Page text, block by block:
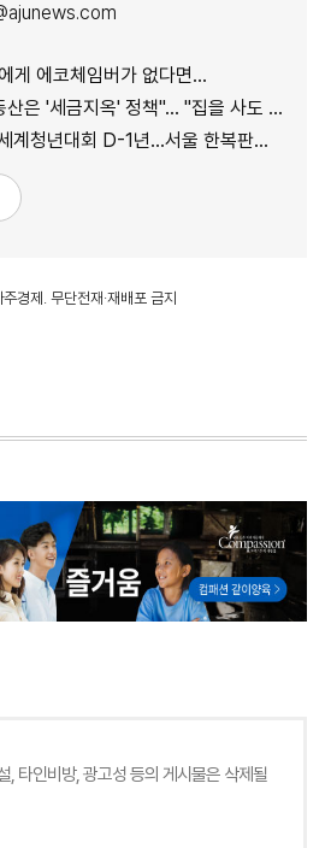
게 에코체임버가 없다면…
금지옥' 정책"… "집을 사도 팔아도 세금만 늘어"
1년…서울 한복판에서 만나는 '가톨릭 문화의 모든 것'
경제. 무단전재·재배포 금지